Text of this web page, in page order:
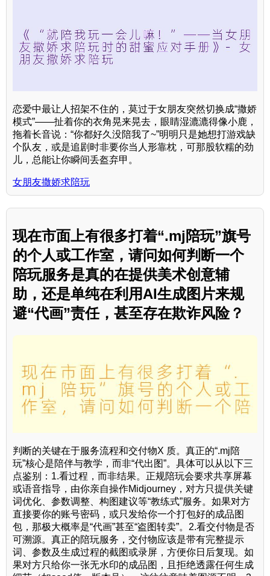
恋爱中最让人招架不住的，莫过于女朋友突然切换成“撒娇
模式”——扯着你的衣角晃来晃去，眼睛湿漉漉得像小鹿，
拖着长音说：“你都好久没陪我了~”明明只是她想打游戏缺
个队友，或是追剧时非要你当人形靠枕，可那股软糯的劲
儿，总能让你瞬间丢盔弃甲。
女朋友撒娇求陪玩
现在市面上有很多打着“.mj陪玩”旗号
的个人或工作室，请问如何判断一个
陪玩服务是真的在提供美术创意辅
助，还是单纯在利用AI生成图片来规
避“代画”责任，甚至存在欺诈风险？
判断的关键在于服务流程和交付物X 质。真正的“.mj陪
玩”核心是陪伴与教学，而非“代出图”。具体可以从以下三
点鉴别：1.看过程，而非结果。正规陪玩会要求共享屏幕
或语音指导，由你亲自操作Midjourney，对方只提供关键
词优化、参数调整、构图建议等“教练式”服务。如果对方
直接要你的账号密码，或只发给你一个打包好的成品图
包，那极大概率是“代画”甚至“盗图转卖”。2.看交付物是否
可溯源。真正的陪玩服务，交付物应该是带有完整提示
词、参数及生成过程的截图或录屏，方便你日后复现。如
果对方只给你一张无水印的成品图，且拒绝透露任何生成